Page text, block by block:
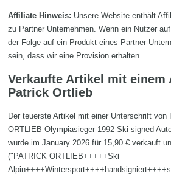
Affiliate Hinweis: Unsere Website enthält
zu Partner Unternehmen. Wenn ein Nutzer
der Folge auf ein Produkt eines Partner-
sein, dass wir eine Provision erhalten.
Verkaufte Artikel mit einem
Patrick Ortlieb
Der teuerste Artikel mit einer Unterschrift von
ORTLIEB Olympiasieger 1992 Ski signed
wurde im January 2026 für 15,90 € verkauft
("PATRICK ORTLIEB+++++Ski